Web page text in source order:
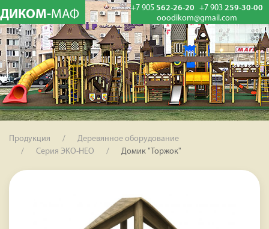
ДИКОМ-МАФ +7 905 562-26-20 +7 903 259-30-00
ooodikom@gmail.com
Продукция
Деревянное оборудование
Серия ЭКО-НЕО
Домик "Торжок"